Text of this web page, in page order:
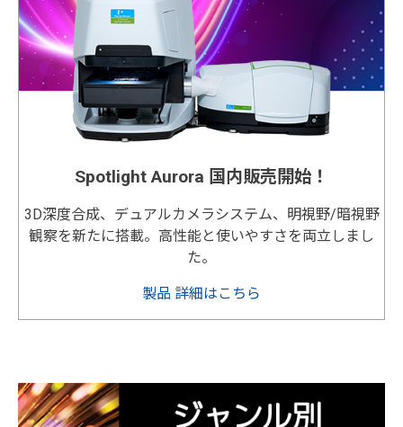
Spotlight Aurora 国内販売開始！
3D深度合成、デュアルカメラシステム、明視野/暗視野
観察を新たに搭載。高性能と使いやすさを両立しまし
た。
製品 詳細はこちら